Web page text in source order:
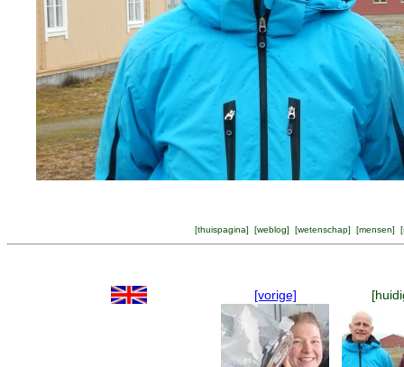
[thuispagina] [weblog] [wetenschap] [mensen] [
[vorige]